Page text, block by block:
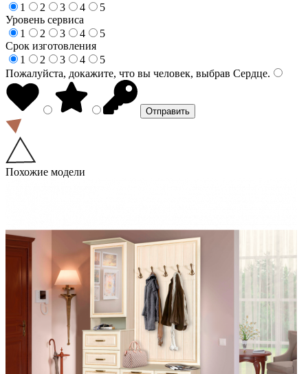
1
2 3 4
5
Уровень сервиса
1
2 3 4
5
Срок изготовления
1
2 3 4
5
Пожалуйста, докажите, что вы человек, выбрав Сердце.
Похожие модели